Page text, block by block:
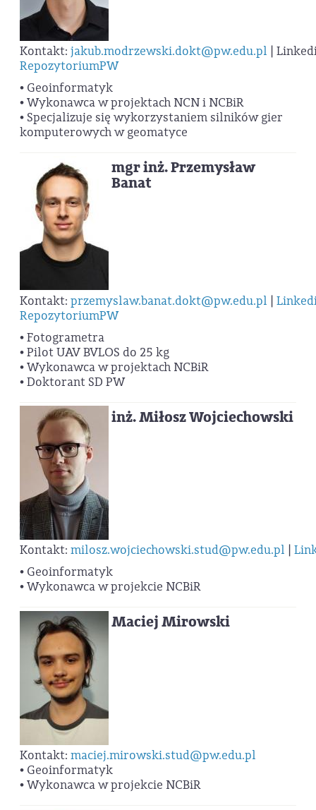
Kontakt: jakub.modrzewski.dokt@pw.edu.pl |
RepozytoriumPW
• Geoinformatyk
• Wykonawca w projektach NCN i NCBiR
• Specjalizuje się wykorzystaniem silników gier
komputerowych w geomatyce
mgr inż. Przemysław
Banat
Kontakt: przemyslaw.banat.dokt@pw.edu.pl |
RepozytoriumPW
• Fotogrametra
• Pilot UAV BVLOS do 25 kg
• Wykonawca w projektach NCBiR
• Doktorant SD PW
inż. Miłosz Wojciechowski
Kontakt: milosz.wojciechowski.stud@pw.edu.pl |
• Geoinformatyk
• Wykonawca w projekcie NCBiR
Maciej Mirowski
Kontakt: maciej.mirowski.stud@pw.edu.pl
• Geoinformatyk
• Wykonawca w projekcie NCBiR